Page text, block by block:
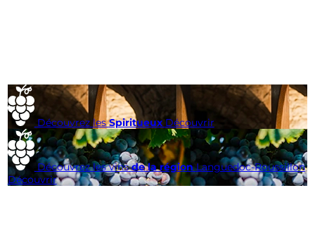
Découvrez les Spiritueux Découvrir
Découvrez les vins de la régionLanguedoc-Roussillon
Découvrir